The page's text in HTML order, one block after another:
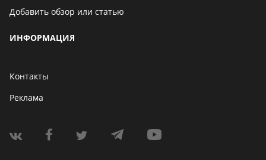
Добавить обзор или статью
ИНФОРМАЦИЯ
Контакты
Реклама